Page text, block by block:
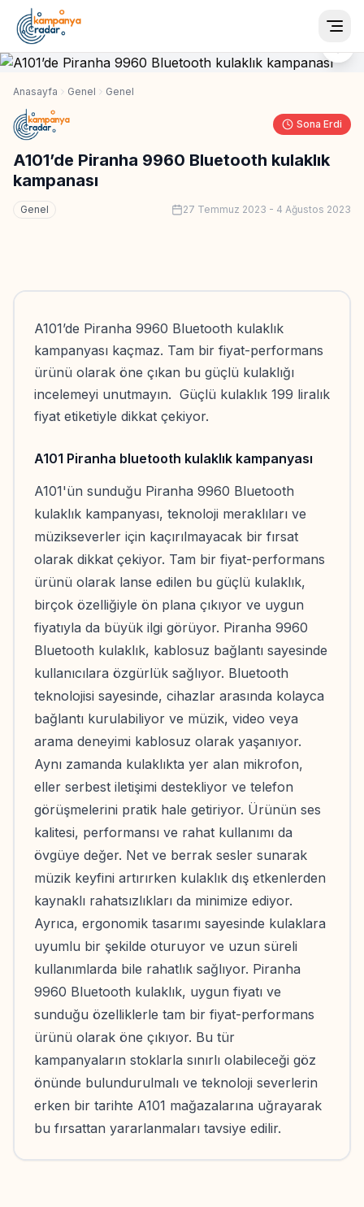
Anasayfa Genel Genel
Sona Erdi
A101’de Piranha 9960 Bluetooth kulaklık
kampanası
Genel 27 Temmuz 2023 - 4 Ağustos 2023
A101’de Piranha 9960 Bluetooth kulaklık
kampanyası kaçmaz. Tam bir fiyat-performans
ürünü olarak öne çıkan bu güçlü kulaklığı
incelemeyi unutmayın. Güçlü kulaklık 199 liralık
fiyat etiketiyle dikkat çekiyor.
A101 Piranha bluetooth kulaklık kampanyası
A101'ün sunduğu Piranha 9960 Bluetooth
kulaklık kampanyası, teknoloji meraklıları ve
müzikseverler için kaçırılmayacak bir fırsat
olarak dikkat çekiyor. Tam bir fiyat-performans
ürünü olarak lanse edilen bu güçlü kulaklık,
birçok özelliğiyle ön plana çıkıyor ve uygun
fiyatıyla da büyük ilgi görüyor. Piranha 9960
Bluetooth kulaklık, kablosuz bağlantı sayesinde
kullanıcılara özgürlük sağlıyor. Bluetooth
teknolojisi sayesinde, cihazlar arasında kolayca
bağlantı kurulabiliyor ve müzik, video veya
arama deneyimi kablosuz olarak yaşanıyor.
Aynı zamanda kulaklıkta yer alan mikrofon,
eller serbest iletişimi destekliyor ve telefon
görüşmelerini pratik hale getiriyor. Ürünün ses
kalitesi, performansı ve rahat kullanımı da
övgüye değer. Net ve berrak sesler sunarak
müzik keyfini artırırken kulaklık dış etkenlerden
kaynaklı rahatsızlıkları da minimize ediyor.
Ayrıca, ergonomik tasarımı sayesinde kulaklara
uyumlu bir şekilde oturuyor ve uzun süreli
kullanımlarda bile rahatlık sağlıyor. Piranha
9960 Bluetooth kulaklık, uygun fiyatı ve
sunduğu özelliklerle tam bir fiyat-performans
ürünü olarak öne çıkıyor. Bu tür
kampanyaların stoklarla sınırlı olabileceği göz
önünde bulundurulmalı ve teknoloji severlerin
erken bir tarihte A101 mağazalarına uğrayarak
bu fırsattan yararlanmaları tavsiye edilir.